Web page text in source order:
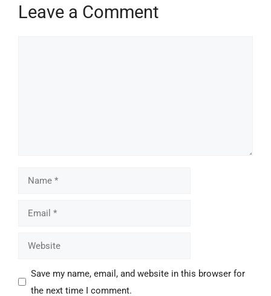
Leave a Comment
Save my name, email, and website in this browser for
the next time I comment.